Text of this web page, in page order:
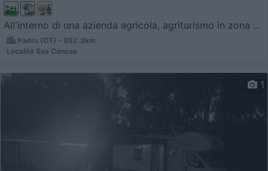
All'interno di una azienda agricola, agriturismo in zona ...
Padru (OT) - 852.3km
Località Sas Concas
1